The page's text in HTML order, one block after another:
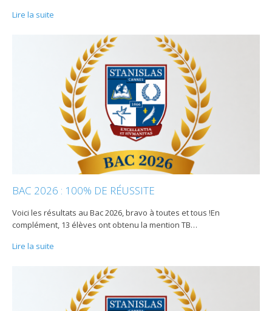
Lire la suite
BAC 2026 : 100% DE RÉUSSITE
Voici les résultats au Bac 2026, bravo à toutes et tous !En
complément, 13 élèves ont obtenu la mention TB…
Lire la suite